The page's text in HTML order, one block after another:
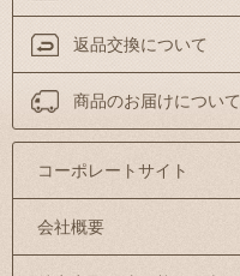
返品交換について
商品のお届けについて
コーポレートサイト
会社概要